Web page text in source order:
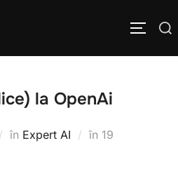
Caută
la OpenAi
în Expert AI în Publicat
19